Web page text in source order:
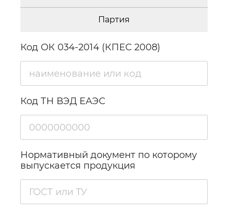
Партия
Код ОК 034-2014 (КПЕС 2008)
Код ТН ВЭД ЕАЭС
Нормативный документ по которому
выпускается продукция